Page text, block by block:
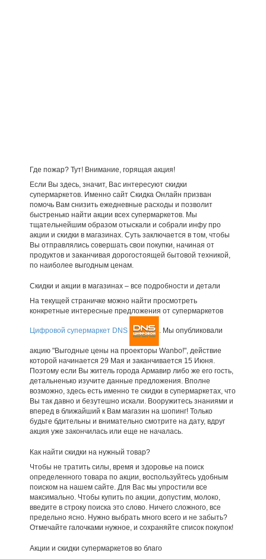
Где пожар? Тут! Внимание, горящая акция!
Если Вы здесь, значит, Вас интересуют скидки
супермаркетов. Именно сайт Скидка Онлайн призван
помочь Вам снизить ежедневные расходы и позволит
быстренько найти акции всех супермаркетов. Мы
тщательнейшим образом отыскали и собрали инфу про
акции и скидки в магазинах. Суть заключается в том, чтобы
Вы отправлялись совершать свои покупки, начиная от
продуктов и заканчивая дорогостоящей бытовой техникой,
по наиболее выгодным ценам.
Скидки и акции в магазинах – все подробности и детали
На текущей страничке можно найти просмотреть
конкретные интересные предложения от супермаркетов
Цифровой супермаркет DNS . Мы опубликовали
акцию "Выгодные цены на проекторы Wanbo!", действие
которой начинается 29 Мая и заканчивается 15 Июня.
Поэтому если Вы житель города Армавир либо же его гость,
детальненько изучите данные предложения. Вполне
возможно, здесь есть именно те скидки в супермаркетах, что
Вы так давно и безутешно искали. Вооружитесь знаниями и
вперед в ближайший к Вам магазин на шопинг! Только
будьте бдительны и внимательно смотрите на дату, вдруг
акция уже закончилась или еще не началась.
Как найти скидки на нужный товар?
Чтобы не тратить силы, время и здоровье на поиск
определенного товара по акции, воспользуйтесь удобным
поиском на нашем сайте. Для Вас мы упростили все
максимально. Чтобы купить по акции, допустим, молоко,
введите в строку поиска это слово. Ничего сложного, все
предельно ясно. Нужно выбрать много всего и не забыть?
Отмечайте галочками нужное, и сохраняйте список покупок!
Акции и скидки супермаркетов во благо